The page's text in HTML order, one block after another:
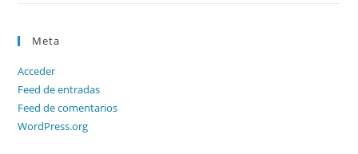
Meta
Acceder
Feed de entradas
Feed de comentarios
WordPress.org